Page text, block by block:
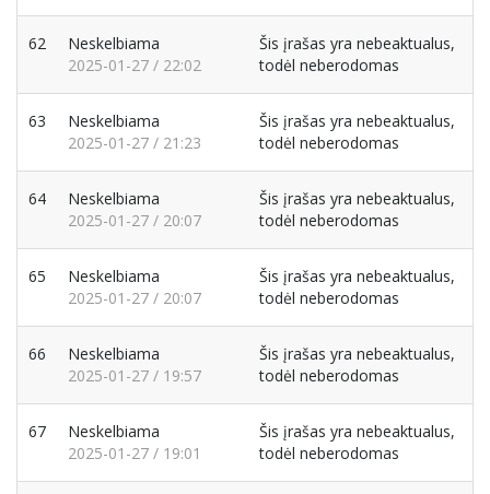
62
Neskelbiama
2025-01-27 / 22:02
Šis įrašas yra nebeaktualus,
todėl neberodomas
63
Neskelbiama
2025-01-27 / 21:23
Šis įrašas yra nebeaktualus,
todėl neberodomas
64
Neskelbiama
2025-01-27 / 20:07
Šis įrašas yra nebeaktualus,
todėl neberodomas
65
Neskelbiama
2025-01-27 / 20:07
Šis įrašas yra nebeaktualus,
todėl neberodomas
66
Neskelbiama
2025-01-27 / 19:57
Šis įrašas yra nebeaktualus,
todėl neberodomas
67
Neskelbiama
2025-01-27 / 19:01
Šis įrašas yra nebeaktualus,
todėl neberodomas